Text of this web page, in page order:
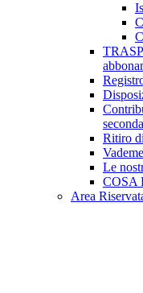
Ritiro
Le
COSA
Area